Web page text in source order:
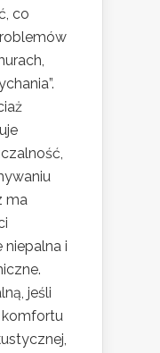
co
ma
niepalna i
jeśli
komfortu